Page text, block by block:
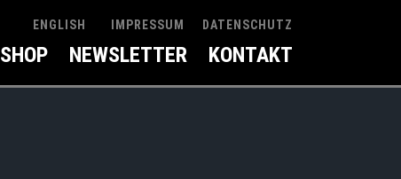
ENGLISH IMPRESSUM DATENSCHUTZ
SHOP NEWSLETTER KONTAKT